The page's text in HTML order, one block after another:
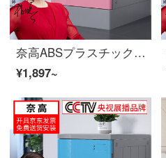
奈高ABSプラスチック学校学生カバン箱風呂プールジムにロッカー従業員ワルター310*390*500 mm
¥1,897~